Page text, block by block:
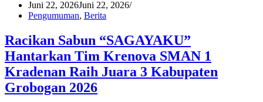
Juni 22, 2026Juni 22, 2026
Pengumuman, Berita
Racikan Sabun “SAGAYAKU”
Hantarkan Tim Krenova SMAN 1
Kradenan Raih Juara 3 Kabupaten
Grobogan 2026